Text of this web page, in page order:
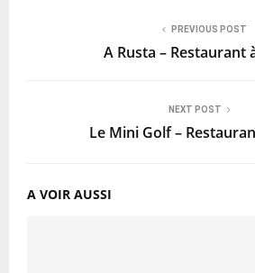
PREVIOUS POST
A Rusta – Restaurant
NEXT POST
Le Mini Golf –
A VOIR AUSSI